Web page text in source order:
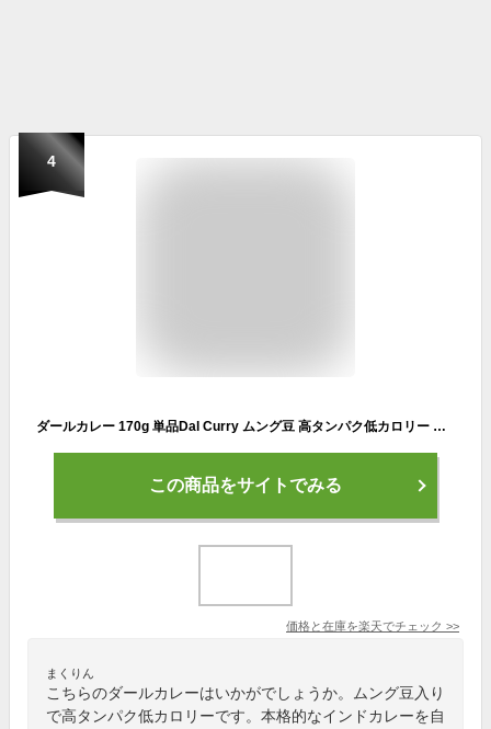
4
ダールカレー 170g 単品Dal Curry ムング豆 高タンパク低カロリー インドカレー 冷凍【スーパー華麗祭】
この商品をサイトでみる
価格と在庫を楽天でチェック >>
まくりん
こちらのダールカレーはいかがでしょうか。ムング豆入り
で高タンパク低カロリーです。本格的なインドカレーを自